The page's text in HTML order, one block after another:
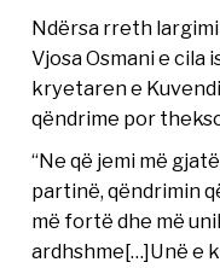
Ndërsa rreth
Vjosa Osmani e cila
kryetaren e
qëndrime por
“Ne që jemi më
partinë, qëndrimin
më fortë dhe më
ardhshme[…]Unë e